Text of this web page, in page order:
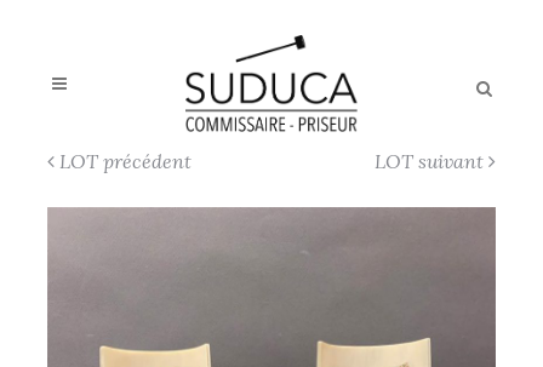
LOT précédent LOT suivant